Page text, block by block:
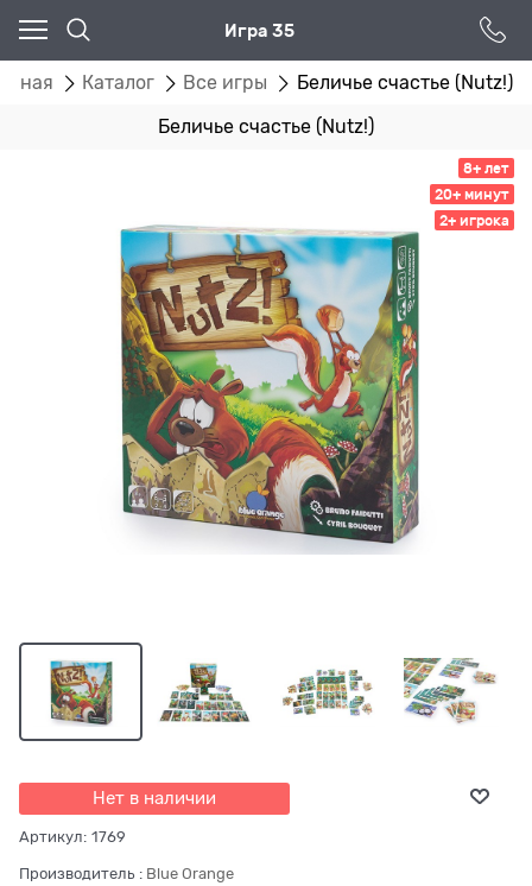
Игра 35
Каталог Все игры Беличье счастье (Nutz!)
Беличье счастье (Nutz!)
8+ лет
20+ минут
2+ игрока
Нет в наличии
Артикул: 1769
Производитель : Blue Orange